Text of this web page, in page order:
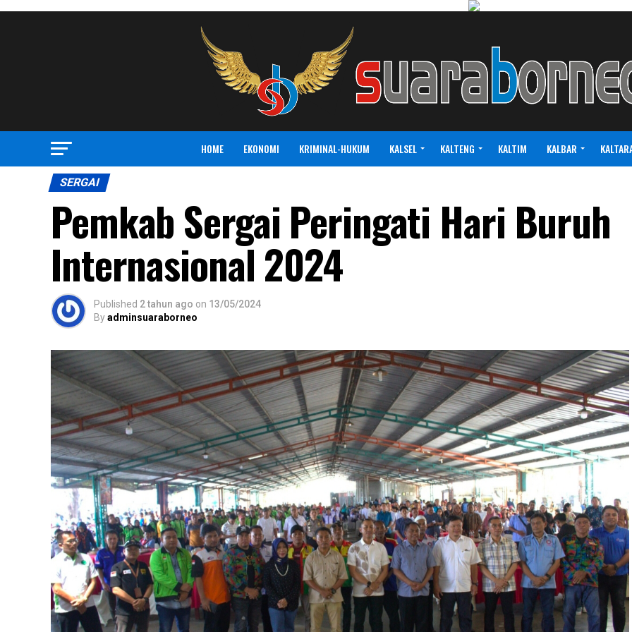
HOME EKONOMI KRIMINAL-HUKUM KALSEL KALTENG KALTIM KALBAR
SERGAI
Pemkab Sergai Peringati Hari Buruh
Internasional 2024
Published 2 tahun ago on 13/05/2024
Byadminsuaraborneo